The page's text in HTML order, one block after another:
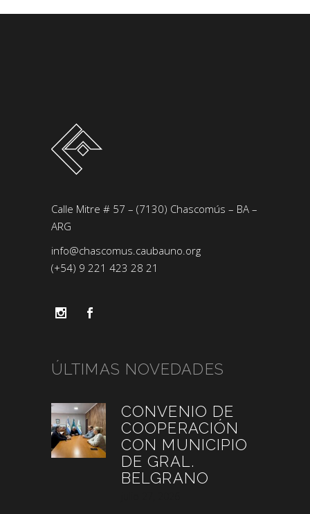
Calle Mitre # 57 – (7130) Chascomús – BA –
ARG
info@chascomus.caubauno.org
(+54) 9 221 423 28 21
ÚLTIMAS NOVEDADES
CONVENIO DE
COOPERACIÓN
CON MUNICIPIO
DE GRAL.
BELGRANO